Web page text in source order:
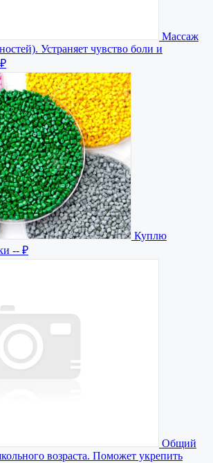
Массаж
Устраняет чувство боли и
Куплю
-- ₽
Общий
возраста. Поможет укрепить